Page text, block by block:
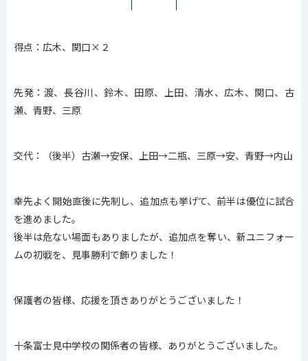
得点：広木、関口×２
先発：渡、長谷川、鈴木、田原、上田、清水、広木、関口、古
瀬、青野、三原
交代：（後半）古瀬→安保、上田→二瓶、三原→安、青野→内山
幸先よく開始直後に先制し、追加点も挙げて、前半は優位に試合
を進めました。
後半は危ない場面もありましたが、追加点を奪い、新ユニフォー
ムの初戦を、見事勝利で飾りました！
保護者の皆様、応援を頂きありがとうございました！
十条富士見中学校の関係者の皆様、ありがとうございました。